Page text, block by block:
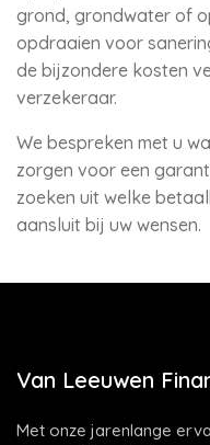
grond, grondwater of
opdraaien voor
de bijzondere kosten
verzekeraar.
We bespreken met u
zorgen voor een
zoeken uit welke
aansluit bij uw wensen.
Van Leeuwen
Met onze jarenlange